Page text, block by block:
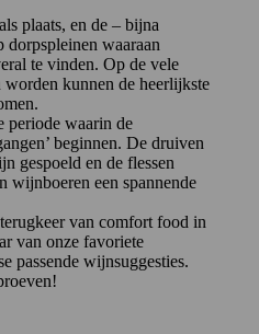
plaats, en de – bijna
waaraan
te vinden. Op de vele
kunnen de heerlijkste
periode waarin de
beginnen. De druiven
gespoeld en de flessen
wijnboeren een spannende
van comfort food in
van onze favoriete
passende wijnsuggesties.